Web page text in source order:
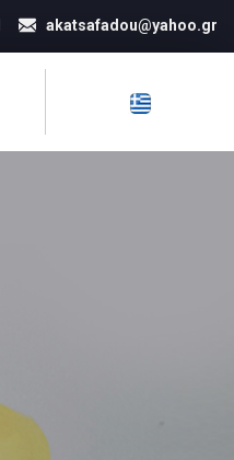
akatsafadou@yahoo.gr